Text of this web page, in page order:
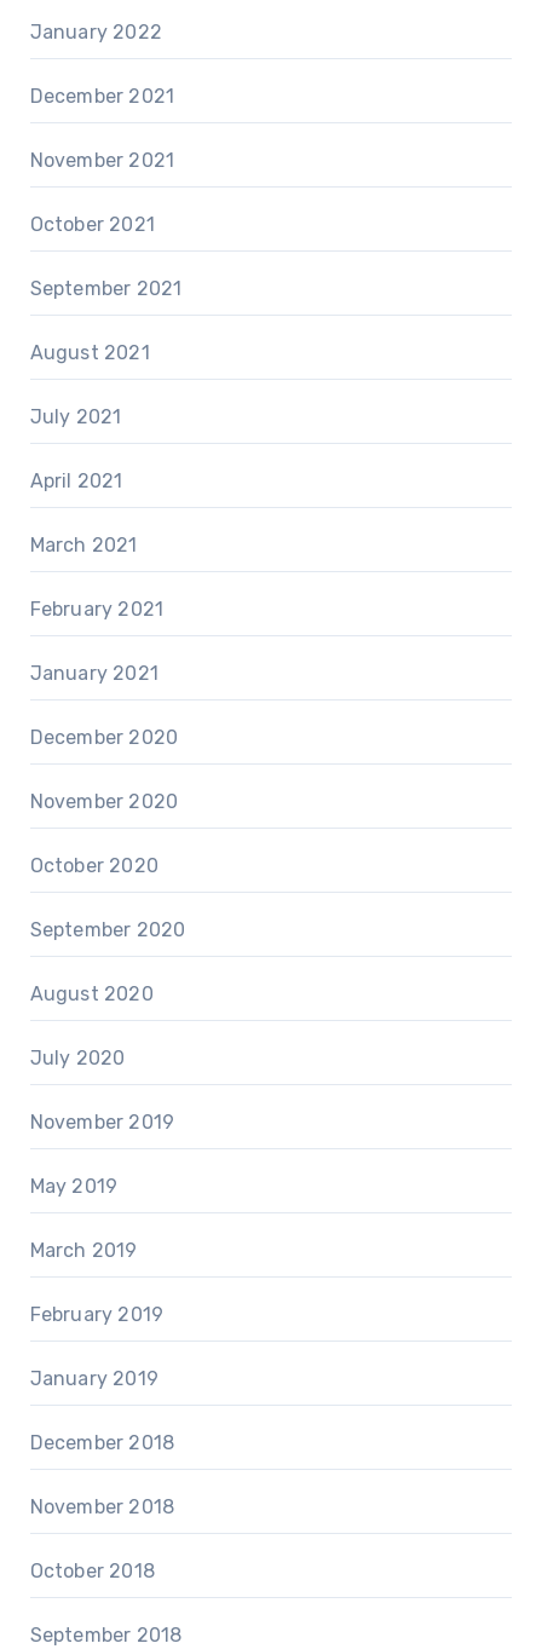
January 2022
December 2021
November 2021
October 2021
September 2021
August 2021
July 2021
April 2021
March 2021
February 2021
January 2021
December 2020
November 2020
October 2020
September 2020
August 2020
July 2020
November 2019
May 2019
March 2019
February 2019
January 2019
December 2018
November 2018
October 2018
September 2018